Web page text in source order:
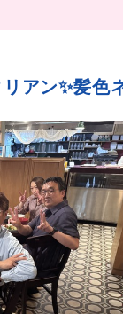
アン✨髪